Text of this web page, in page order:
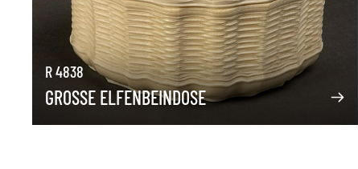
R 4838
GROSSE ELFENBEINDOSE